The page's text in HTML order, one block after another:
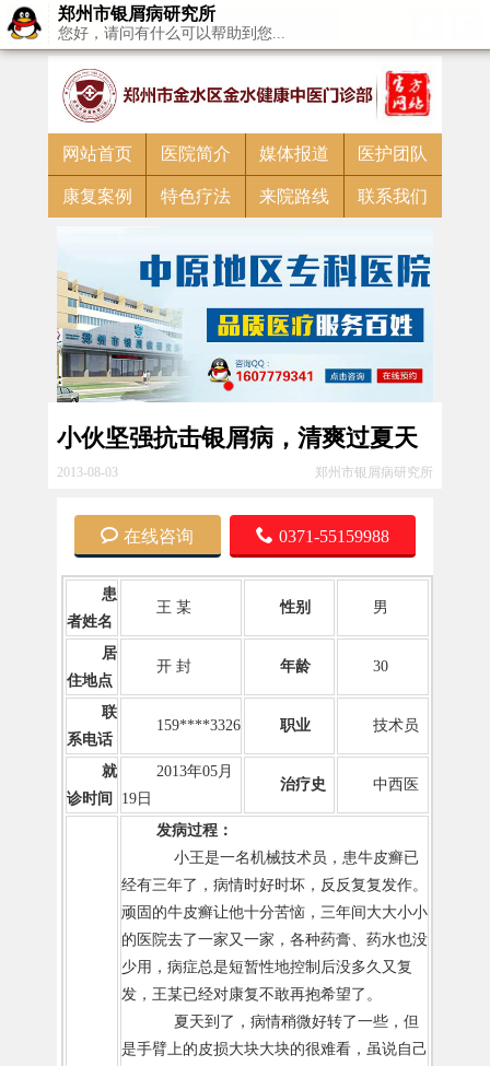
0371-55159988
免费通话
预约挂号
网站首页 医院简介 媒体报道 医护团队
康复案例 特色疗法 来院路线 联系我们
小伙坚强抗击银屑病，清爽过夏天
2013-08-03 郑州市银屑病研究所
在线咨询 0371-55159988
患
者姓名
王 某 性别 男
居
住地点
开 封 年龄 30
联
系电话
159****3326 职业 技术员
就
诊时间
2013年05月
19日
治疗史 中西医
发病过程：
小王是一名机械技术员，患牛皮癣已
经有三年了，病情时好时坏，反反复复发作。
顽固的牛皮癣让他十分苦恼，三年间大大小小
的医院去了一家又一家，各种药膏、药水也没
少用，病症总是短暂性地控制后没多久又复
发，王某已经对康复不敢再抱希望了。
夏天到了，病情稍微好转了一些，但
是手臂上的皮损大块大块的很难看，虽说自己
郑州市银屑病研究所
您好，请问有什么可以帮助到您...